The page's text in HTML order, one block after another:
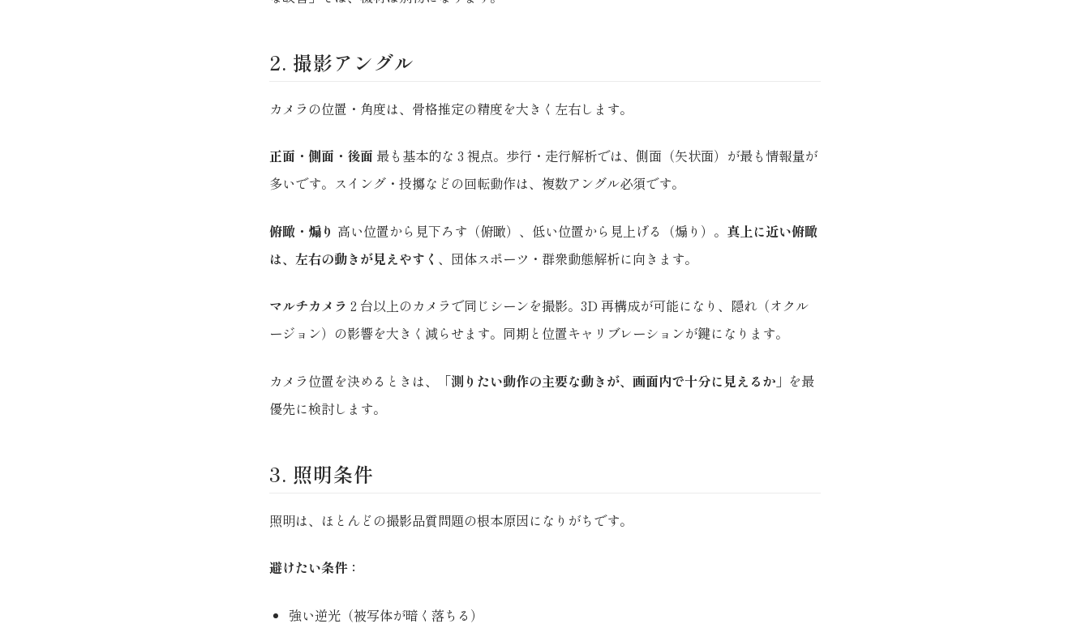
2. 撮影アングル
カメラの位置・角度は、骨格推定の精度を大きく左右します。
正面・側面・後面 最も基本的な 3 視点。歩行・走行解析では、側面（矢状面）が最も情報量が
多いです。スイング・投擲などの回転動作は、複数アングル必須です。
俯瞰・煽り 高い位置から見下ろす（俯瞰）、低い位置から見上げる（煽り）。 真上に近い俯瞰
は、左右の動きが見えやすく 、団体スポーツ・群衆動態解析に向きます。
マルチカメラ 2 台以上のカメラで同じシーンを撮影。3D 再構成が可能になり、隠れ（オクル
ージョン）の影響を大きく減らせます。同期と位置キャリブレーションが鍵になります。
カメラ位置を決めるときは、 「測りたい動作の主要な動きが、画面内で十分に見えるか」 を最
優先に検討します。
3. 照明条件
照明は、ほとんどの撮影品質問題の根本原因になりがちです。
避けたい条件：
強い逆光（被写体が暗く落ちる）